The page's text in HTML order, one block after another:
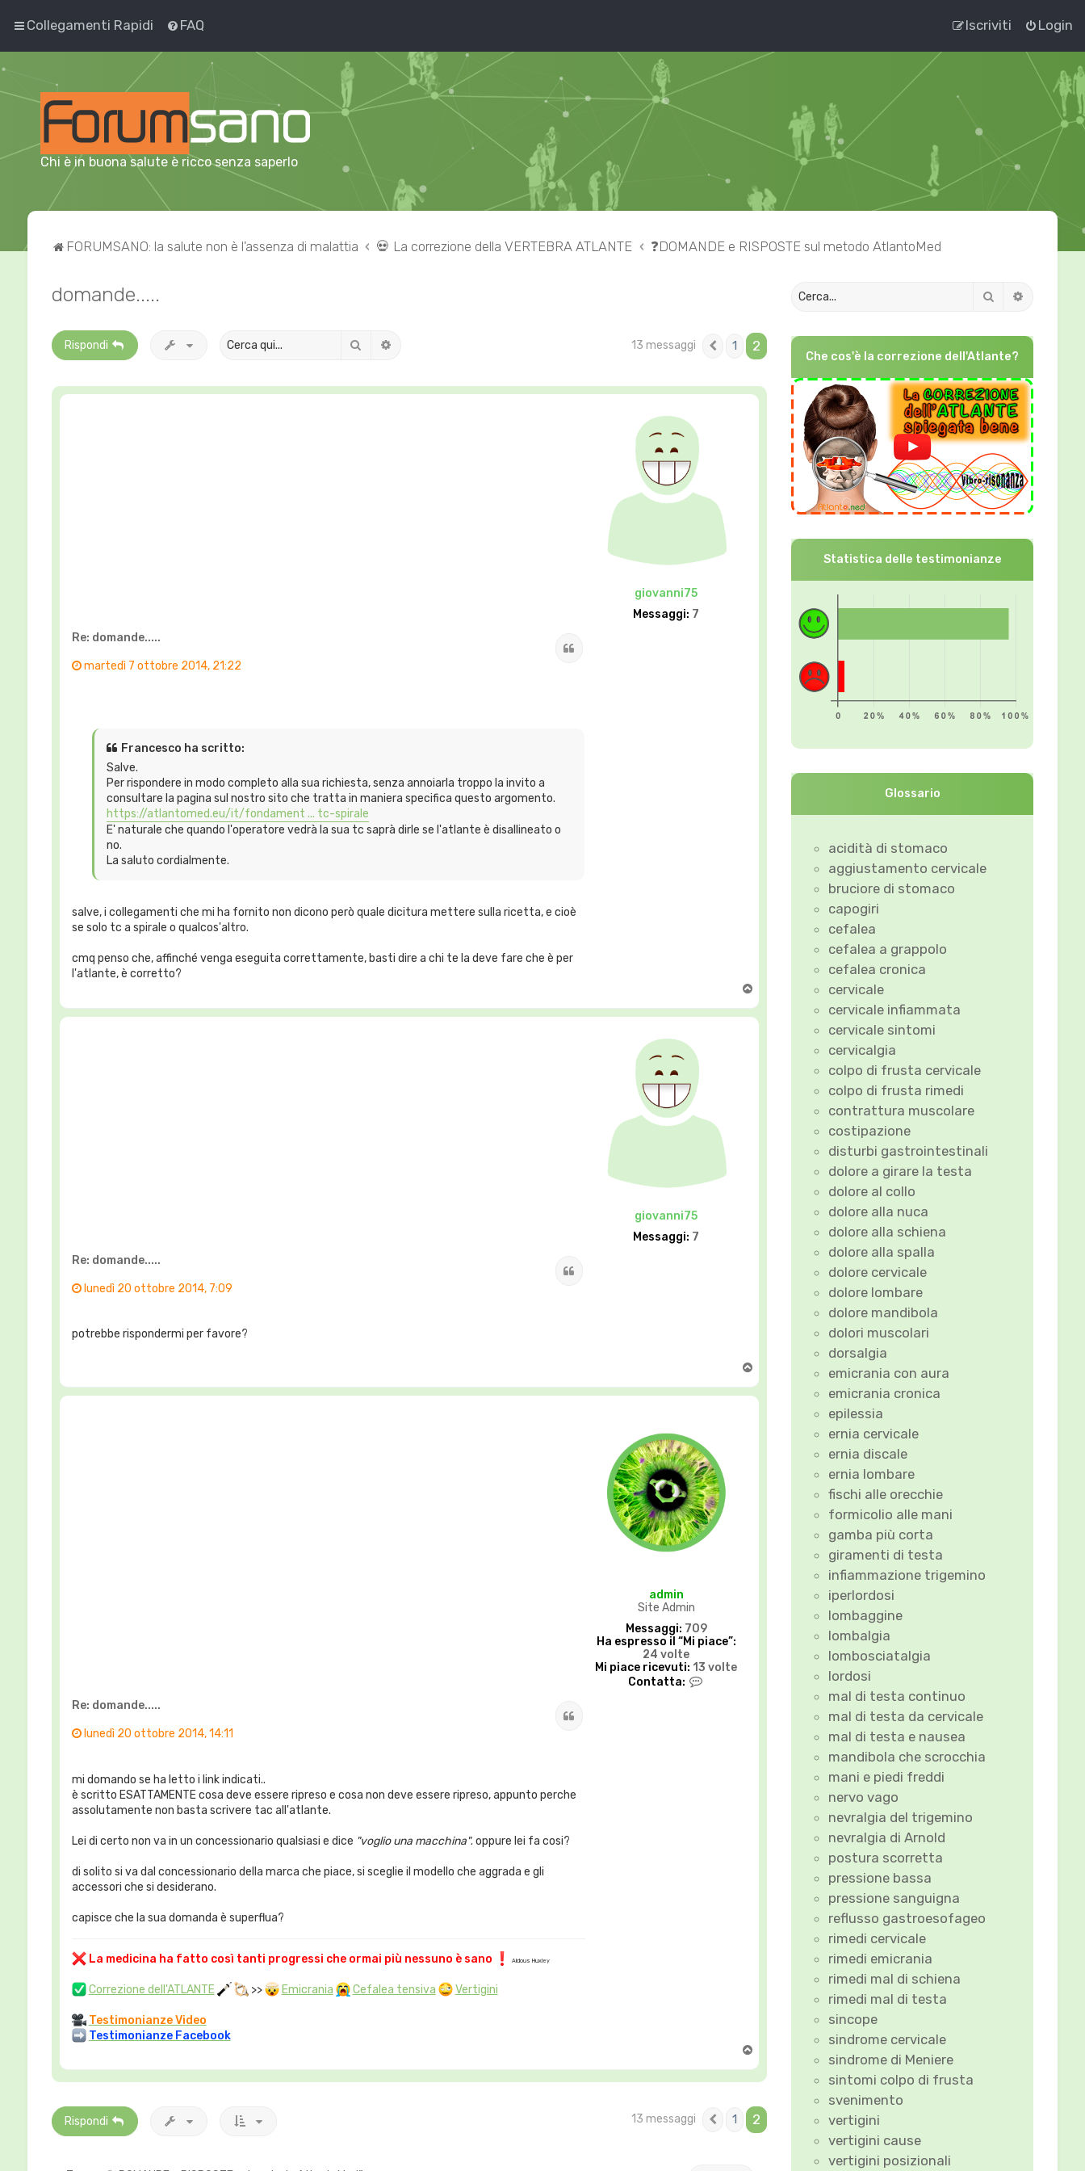
Collegamenti Rapidi FAQ Login
Iscriviti
Chi è in buona salute è ricco senza saperlo
FORUMSANO: la salute non è l'assenza di malattia 💀 La correzione della VERTEBRA ATLANTE ❓DOMANDE e RISPOSTE sul metodo AtlantoMed
domande.....
Rispondi Cerca 13 messaggi Precedente
1 2
giovanni75
Messaggi: 7
Re: domande.....
martedì 7 ottobre 2014, 21:22
Francesco ha scritto:
Salve.
Per rispondere in modo completo alla sua richiesta, senza annoiarla troppo la invito a
consultare la pagina sul nostro sito che tratta in maniera specifica questo argomento.
https://atlantomed.eu/it/fondament ... tc-spirale
E' naturale che quando l'operatore vedrà la sua tc saprà dirle se l'atlante è disallineato o
no.
La saluto cordialmente.
salve, i collegamenti che mi ha fornito non dicono però quale dicitura mettere sulla ricetta, e cioè
se solo tc a spirale o qualcos'altro.
cmq penso che, affinché venga eseguita correttamente, basti dire a chi te la deve fare che è per
l'atlante, è corretto?
o
p
giovanni75
Messaggi: 7
Re: domande.....
lunedì 20 ottobre 2014, 7:09
potrebbe rispondermi per favore?
o
p
admin
Site Admin
Messaggi: 709
Ha espresso il “Mi piace”:
24 volte
Mi piace ricevuti: 13 volte
Contatta:
Re: domande.....
lunedì 20 ottobre 2014, 14:11
mi domando se ha letto i link indicati..
è scritto ESATTAMENTE cosa deve essere ripreso e cosa non deve essere ripreso, appunto perche
assolutamente non basta scrivere tac all'atlante.
Lei di certo non va in un concessionario qualsiasi e dice "voglio una macchina". oppure lei fa cosi?
di solito si va dal concessionario della marca che piace, si sceglie il modello che aggrada e gli
accessori che si desiderano.
capisce che la sua domanda è superflua?
La medicina ha fatto così tanti progressi che ormai più nessuno è sano Aldous Huxley
Correzione dell'ATLANTE >> Emicrania Cefalea tensiva Vertigini
Testimonianze Video
Testimonianze Facebook
o
Rispondi 13 messaggi Precedente
1 2
Cerca
Che cos'è la correzione dell'Atlante?
Statistica delle testimonianze
Glossario
acidità di stomaco
aggiustamento cervicale
bruciore di stomaco
capogiri
cefalea
cefalea a grappolo
cefalea cronica
cervicale
cervicale infiammata
cervicale sintomi
cervicalgia
colpo di frusta cervicale
colpo di frusta rimedi
contrattura muscolare
costipazione
disturbi gastrointestinali
dolore a girare la testa
dolore al collo
dolore alla nuca
dolore alla schiena
dolore alla spalla
dolore cervicale
dolore lombare
dolore mandibola
dolori muscolari
dorsalgia
emicrania con aura
emicrania cronica
epilessia
ernia cervicale
ernia discale
ernia lombare
fischi alle orecchie
formicolio alle mani
gamba più corta
giramenti di testa
infiammazione trigemino
iperlordosi
lombaggine
lombalgia
lombosciatalgia
lordosi
mal di testa continuo
mal di testa da cervicale
mal di testa e nausea
mandibola che scrocchia
mani e piedi freddi
nervo vago
nevralgia del trigemino
nevralgia di Arnold
postura scorretta
pressione bassa
pressione sanguigna
reflusso gastroesofageo
rimedi cervicale
rimedi emicrania
rimedi mal di schiena
rimedi mal di testa
sincope
sindrome cervicale
sindrome di Meniere
sintomi colpo di frusta
svenimento
vertigini
vertigini cause
vertigini posizionali